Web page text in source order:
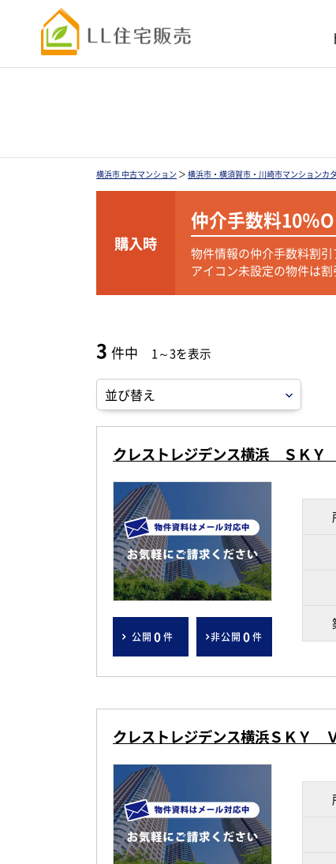
横浜市 中古マンション ＞ 横浜市・横須賀市・川崎市マンションカ
購入時
仲介手数料10％
物件情報の仲介手数料割引
アイコン未設定の物件は割
3 件中 1～3を表示
クレストレジデンス横浜 ＳＫ
公開 0件 非公開 0件
クレストレジデンス横浜ＳＫＹ